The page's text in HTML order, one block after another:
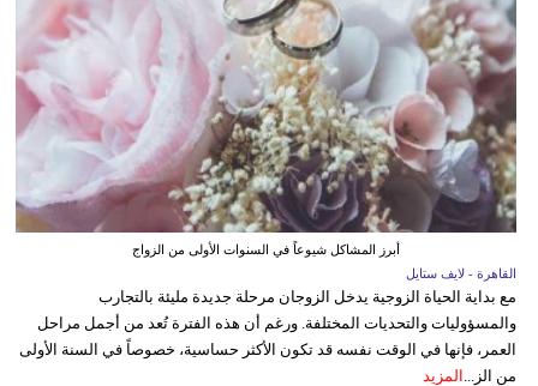
أبرز المشاكل شيوعاً في السنوات الأولى من الزواج
القاهرة - لايف ستايل
مع بداية الحياة الزوجية يدخل الزوجان مرحلة جديدة مليئة بالتجارب
والمسؤوليات والتحديات المختلفة. ورغم أن هذه الفترة تُعد من أجمل مراحل
العمر، فإنها في الوقت نفسه قد تكون الأكثر حساسية، خصوصاً في السنة الأولى
من الز...
المزيد